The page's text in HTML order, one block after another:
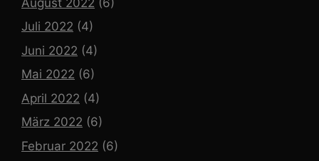
Juli 2022 (4)
Juni 2022 (4)
Mai 2022 (6)
April 2022 (4)
März 2022 (6)
Februar 2022 (6)